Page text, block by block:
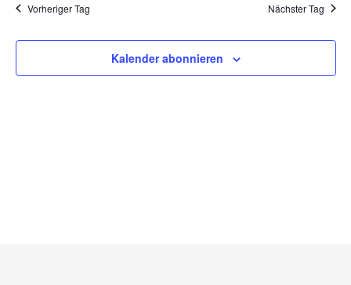
Vorheriger Tag Nächster Tag
Kalender abonnieren